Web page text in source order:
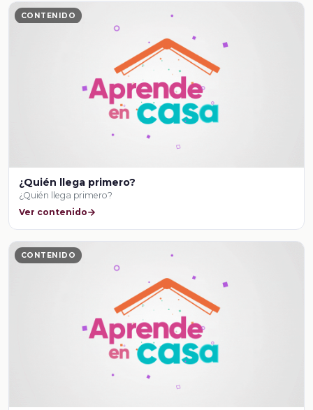
CONTENIDO
¿Quién llega primero?
¿Quién llega primero?
Ver contenido
CONTENIDO